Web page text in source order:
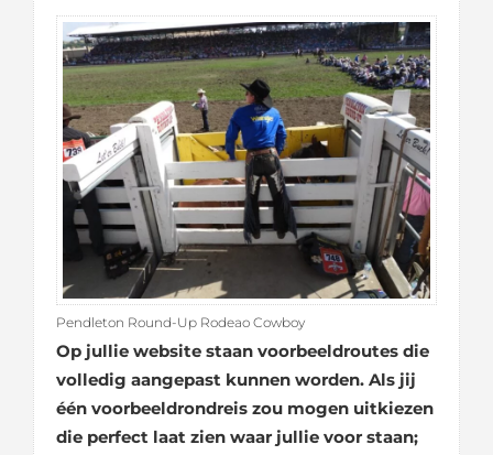
Pendleton Round-Up Rodeao Cowboy
Op jullie website staan voorbeeldroutes die
volledig aangepast kunnen worden. Als jij
één voorbeeldrondreis zou mogen uitkiezen
die perfect laat zien waar jullie voor staan;